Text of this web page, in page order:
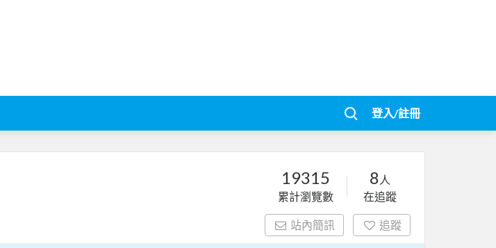
登入/註冊
19315
累計瀏覽數
8 人
在追蹤
站內簡訊 追蹤